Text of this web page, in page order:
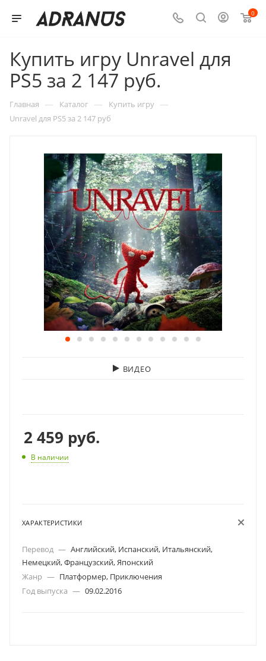
0
Купить игру Unravel для
PS5 за 2 147 руб.
Главная — Каталог — Купить игру —
Unravel для PS5 за 2 147 руб
ВИДЕО
2 459 руб.
В наличии
ХАРАКТЕРИСТИКИ
Перевод — Английский, Испанский, Итальянский,
Немецкий, Французский, Японский
Жанр — Платформер, Приключения
Год выпуска — 09.02.2016